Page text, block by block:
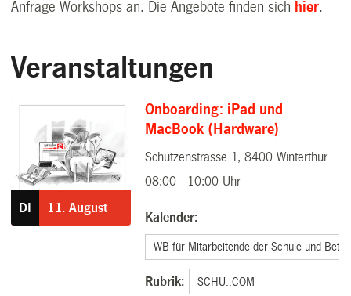
Anfrage Workshops an. Die Angebote finden sich hier.